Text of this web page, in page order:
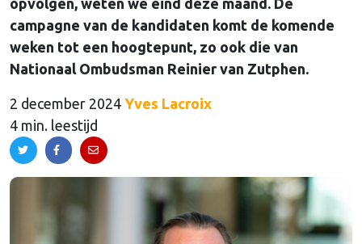
opvolgen, weten we eind deze maand. De
campagne van de kandidaten komt de komende
weken tot een hoogtepunt, zo ook die van
Nationaal Ombudsman Reinier van Zutphen.
2 december 2024 Yves Lacroix
4 min. leestijd